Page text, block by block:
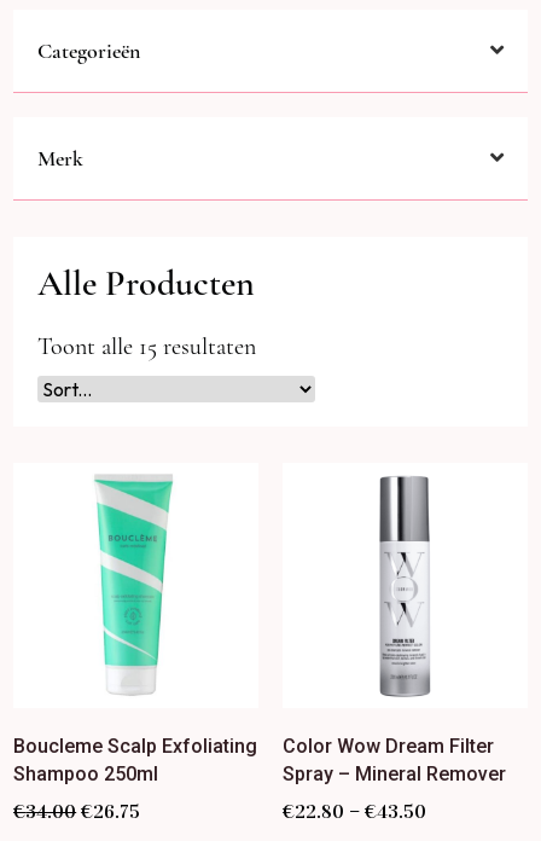
Categorieën
Merk
Alle Producten
Toont alle 15 resultaten
Boucleme Scalp Exfoliating
Shampoo 250ml
€34.00 €26.75
Color Wow Dream Filter
Spray – Mineral Remover
€22.80 – €43.50